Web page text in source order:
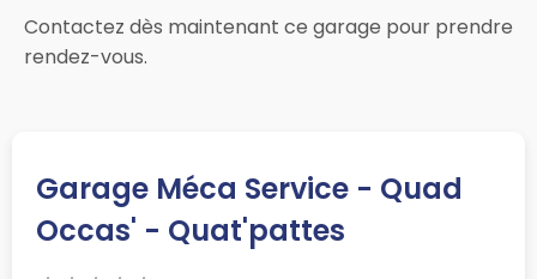
Contactez dès maintenant ce garage pour prendre
rendez-vous.
Garage Méca Service - Quad
Occas' - Quat'pattes